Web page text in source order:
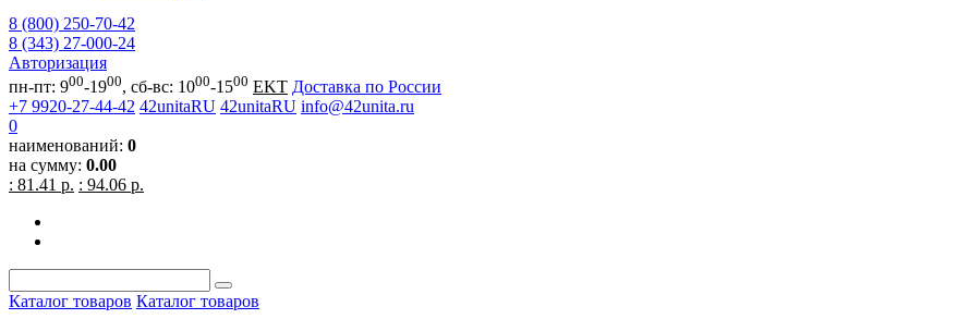
8 (800) 250-70-42
8 (343) 27-000-24
Авторизация
пн-пт: 900-1900, сб-вс: 1000-1500 EKT Доставка по России
+7 9920-27-44-42 42unitaRU 42unitaRU info@42unita.ru
0
наименований: 0
на сумму: 0.00
: 81.41 р. : 94.06 р.
Каталог товаров Каталог товаров